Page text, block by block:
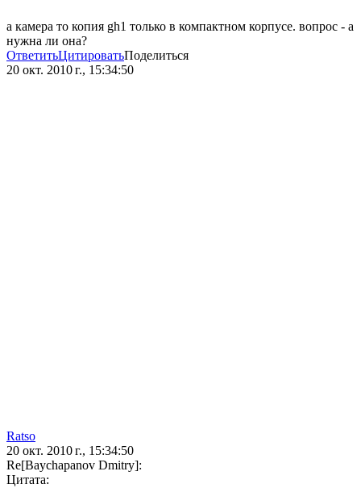
а камера то копия gh1 только в компактном корпусе. вопрос - а
нужна ли она?
ОтветитьЦитироватьПоделиться
20 окт. 2010 г., 15:34:50
Ratso
20 окт. 2010 г., 15:34:50
Re[Baychapanov Dmitry]:
Цитата: